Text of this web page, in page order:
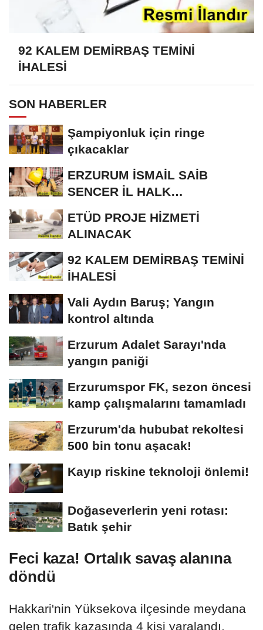
92 KALEM DEMİRBAŞ TEMİNİ
İHALESİ
SON HABERLER
Şampiyonluk için ringe
çıkacaklar
ERZURUM İSMAİL SAİB
SENCER İL HALK
KÜTÜPHANESİ BAKIM VE
ONARIM...
ETÜD PROJE HİZMETİ
ALINACAK
92 KALEM DEMİRBAŞ TEMİNİ
İHALESİ
Vali Aydın Baruş; Yangın
kontrol altında
Erzurum Adalet Sarayı'nda
yangın paniği
Erzurumspor FK, sezon öncesi
kamp çalışmalarını tamamladı
Erzurum'da hububat rekoltesi
500 bin tonu aşacak!
Kayıp riskine teknoloji önlemi!
Doğaseverlerin yeni rotası:
Batık şehir
Feci kaza! Ortalık savaş alanına
döndü
Hakkari'nin Yüksekova ilçesinde meydana
gelen trafik kazasında 4 kişi yaralandı.